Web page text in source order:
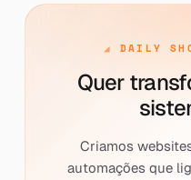
DAILY
Quer
Criamos
automações que